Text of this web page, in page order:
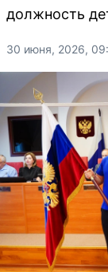
должность
30 июня, 2026,